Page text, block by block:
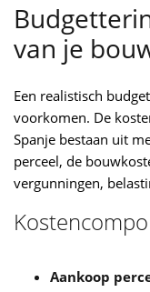
van je
Een realistisch
voorkomen. De
Spanje bestaan uit
perceel, de
vergunningen,
Aankoop